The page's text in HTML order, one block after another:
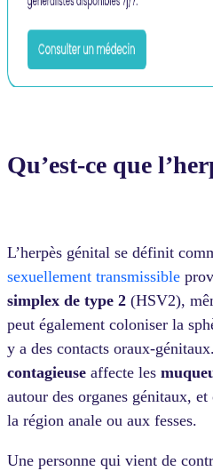
Qu’est-ce que
L’herpès génital se définit
sexuellement transmissible
simplex de type 2 (HSV2),
peut également coloniser la
y a des contacts oraux-
contagieuse affecte les
autour des organes génitaux,
la région anale ou aux fesses.
Une personne qui vient de